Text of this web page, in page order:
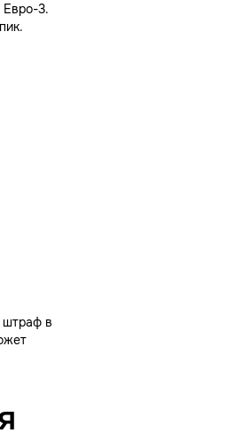
Евро-3.
штраф в